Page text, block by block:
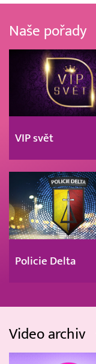
Naše pořady
VIP svět
Policie Delta
Video archiv